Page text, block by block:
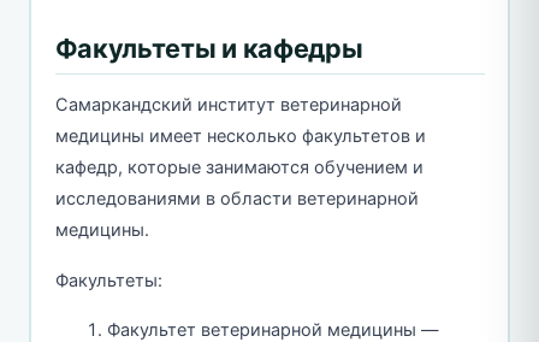
Факультеты и кафедры
Самаркандский институт ветеринарной
медицины имеет несколько факультетов и
кафедр, которые занимаются обучением и
исследованиями в области ветеринарной
медицины.
Факультеты:
Факультет ветеринарной медицины —